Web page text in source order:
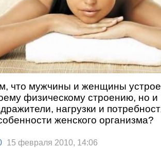
что мужчины и женщины
физическому строению, но и
нагрузки и
женского организма?
15 февраля 2010, 14:06